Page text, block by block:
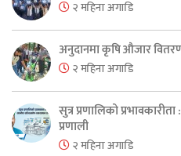
२ महिना अगाडि
अनुदानमा कृषि औजार
२ महिना अगाडि
सुत्र प्रणालिको
प्रणाली
२ महिना अगाडि